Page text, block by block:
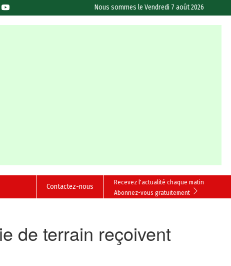
Nous sommes leVendredi 7 août 2026
Recevez l'actualité chaque matin
Abonnez-vous gratuitement
Contactez-nous
de terrain reçoivent